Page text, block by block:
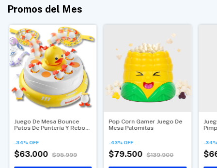
Promos del Mes
Juego De Mesa Bounce
Patos De Puntería Y Rebote
-34%OFF
$63.000 $95.999
Pop Corn Gamer Juego De
Mesa Palomitas
-43%OFF
$79.500 $139.900
-34